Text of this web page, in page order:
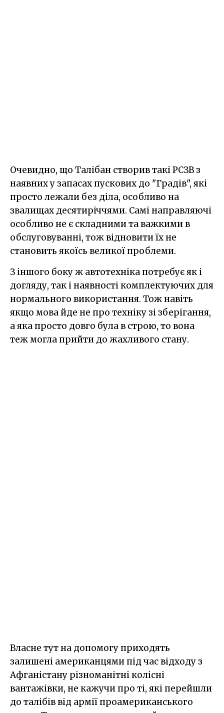
Очевидно, що Талібан створив такі РСЗВ з
наявних у запасах пускових до "Градів", які
просто лежали без діла, особливо на
звалищах десятиріччями. Самі направляючі
особливо не є складними та важкими в
обслуговуванні, тож відновити їх не
становить якоїсь великої проблеми.
З іншого боку ж автотехніка потребує як і
догляду, так і наявності комплектуючих для
нормального використання. Тож навіть
якщо мова йде не про техніку зі зберігання,
а яка просто довго була в строю, то вона
теж могла прийти до жахливого стану.
Власне тут на допомогу приходять
залишені американцями під час відходу з
Афганістану різноманітні колісні
вантажівки, не кажучи про ті, які перейшли
до талібів від армії проамериканського